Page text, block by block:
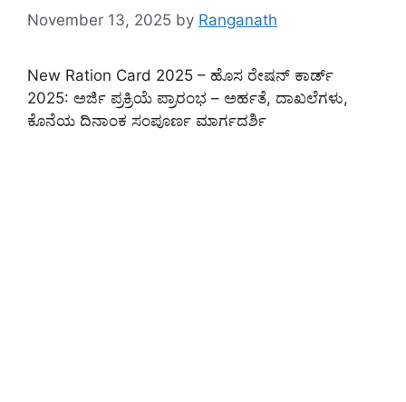
November 13, 2025 by Ranganath
New Ration Card 2025 – ಹೊಸ ರೇಷನ್ ಕಾರ್ಡ್
2025: ಅರ್ಜಿ ಪ್ರಕ್ರಿಯೆ ಪ್ರಾರಂಭ – ಅರ್ಹತೆ, ದಾಖಲೆಗಳು,
ಕೊನೆಯ ದಿನಾಂಕ ಸಂಪೂರ್ಣ ಮಾರ್ಗದರ್ಶಿ